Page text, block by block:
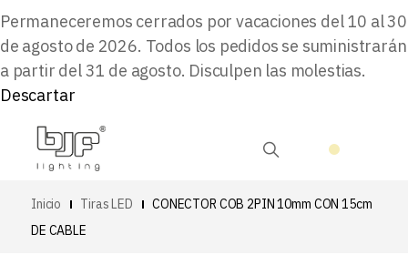
Permaneceremos cerrados por vacaciones del 10 al 30
de agosto de 2026. Todos los pedidos se suministrarán
a partir del 31 de agosto. Disculpen las molestias.
Descartar
Inicio Tiras LED
CONECTOR COB 2PIN 10mm CON 15cm
DE CABLE